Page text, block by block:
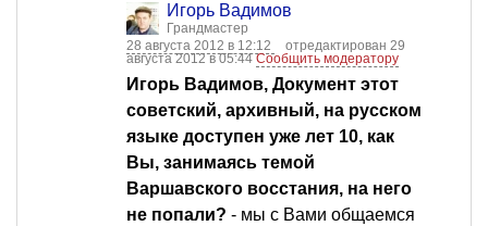
Игорь Вадимов
Грандмастер
28 августа 2012 в 12:12
отредактирован 29
августа 2012 в 05:44Сообщить модератору
Игорь Вадимов, Документ этот
советский, архивный, на русском
языке доступен уже лет 10, как
Вы, занимаясь темой
Варшавского восстания, на него
не попали? - мы с Вами общаемся